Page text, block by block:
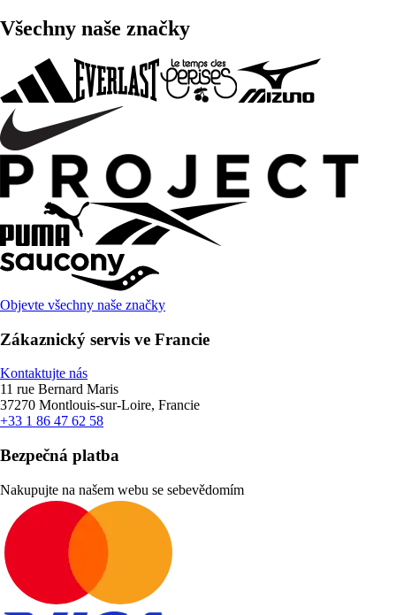
Všechny naše značky
Objevte všechny naše značky
Zákaznický servis ve Francie
Kontaktujte nás
11 rue Bernard Maris
37270 Montlouis-sur-Loire, Francie
+33 1 86 47 62 58
Bezpečná platba
Nakupujte na našem webu se sebevědomím